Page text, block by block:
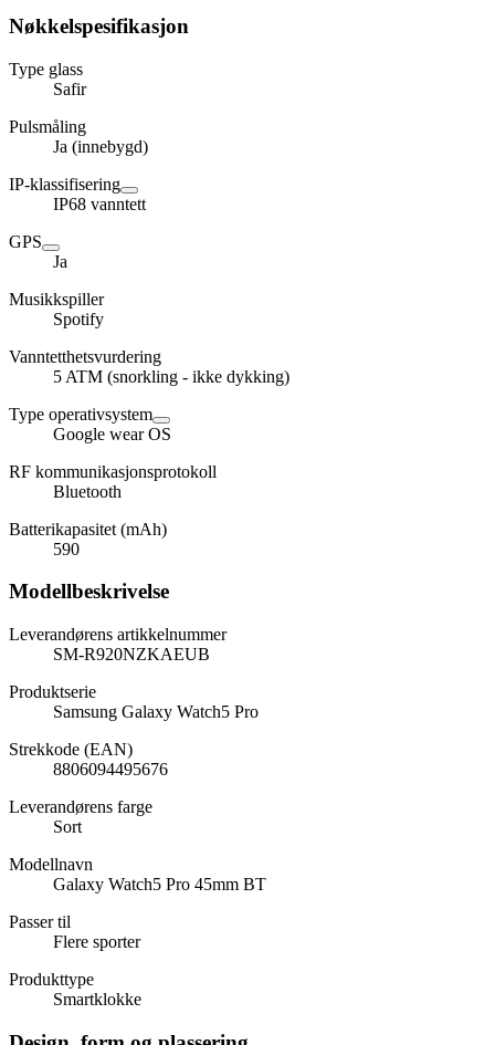
Nøkkelspesifikasjon
Type glass
Safir
Pulsmåling
Ja (innebygd)
IP-klassifisering
IP68 vanntett
GPS
Ja
Musikkspiller
Spotify
Vanntetthetsvurdering
5 ATM (snorkling - ikke dykking)
Type operativsystem
Google wear OS
RF kommunikasjonsprotokoll
Bluetooth
Batterikapasitet (mAh)
590
Modellbeskrivelse
Leverandørens artikkelnummer
SM-R920NZKAEUB
Produktserie
Samsung Galaxy Watch5 Pro
Strekkode (EAN)
8806094495676
Leverandørens farge
Sort
Modellnavn
Galaxy Watch5 Pro 45mm BT
Passer til
Flere sporter
Produkttype
Smartklokke